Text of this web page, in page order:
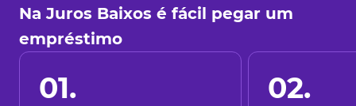
Na Juros Baixos é fácil pegar um
empréstimo
01. 02.